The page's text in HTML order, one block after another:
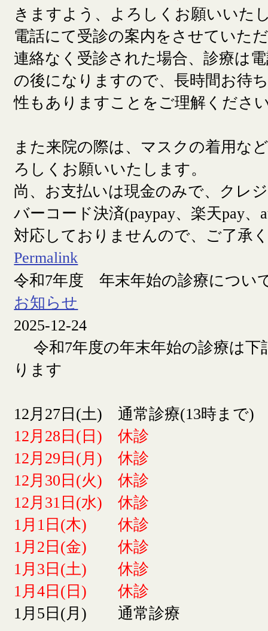
きますよう、よろしくお願いいた
電話にて受診の案内をさせていた
連絡なく受診された場合、診療は
の後になりますので、長時間お待
性もありますことをご理解くださ
また来院の際は、マスクの着用な
ろしくお願いいたします。
尚、お支払いは現金のみで、クレ
バーコード決済(paypay、楽天pay、
対応しておりませんので、ご了承
Permalink
令和7年度 年末年始の診療につい
お知らせ
2025-12-24
令和7年度の年末年始の診療は下
ります
12月27日(土) 通常診療(13時まで)
12月28日(日) 休診
12月29日(月) 休診
12月30日(火) 休診
12月31日(水) 休診
1月1日(木) 休診
1月2日(金) 休診
1月3日(土) 休診
1月4日(日) 休診
1月5日(月) 通常診療